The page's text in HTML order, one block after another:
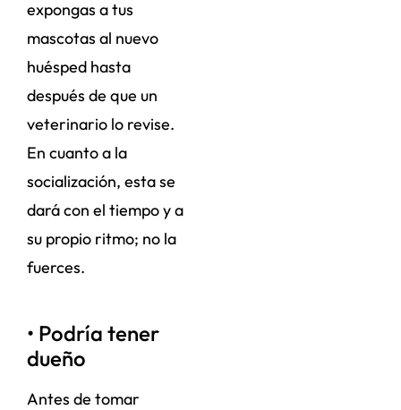
expongas a tus
mascotas al nuevo
huésped hasta
después de que un
veterinario lo revise.
En cuanto a la
socialización, esta se
dará con el tiempo y a
su propio ritmo; no la
fuerces.
• Podría tener
dueño
Antes de tomar